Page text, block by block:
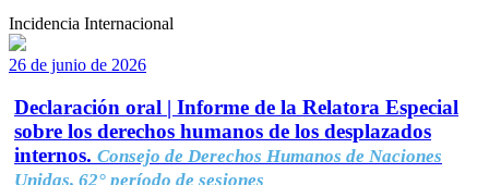
Incidencia Internacional
26 de junio de 2026
Declaración oral | Informe de la Relatora Especial
sobre los derechos humanos de los desplazados
internos. Consejo de Derechos Humanos de Naciones
Unidas, 62° período de sesiones